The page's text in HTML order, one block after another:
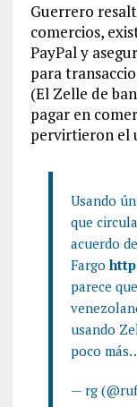
Guerrero
comercios,
PayPal y
para
(El Zelle de
pagar en
pervirtieron el
Usando
que
acuerdo
Fargo
parece
usando
poco
— rg